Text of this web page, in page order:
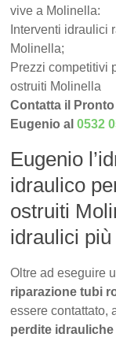
vive a Molinella:
Interventi idraulici
Molinella;
Prezzi competitivi
ostruiti Molinella
Contatta il
Eugenio al0532
Eugenio
idraulico
ostruiti
idraulici
Oltre ad eseguire
riparazione tubi
essere contattato,
perdite